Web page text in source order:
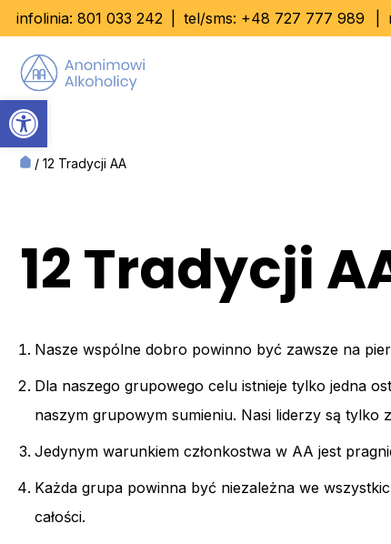
Otwórz pasek narzędzi
Skip
to
content
infolinia: 801 033 242 tel/sms: +48 727 777 989
/ 12 Tradycji AA
12 Tradycji
Nasze wspólne dobro powinno być zawsze na
Dla naszego grupowego celu istnieje tylko jedna
naszym grupowym sumieniu. Nasi liderzy są tylko
Jedynym warunkiem członkostwa w AA jest
Każda grupa powinna być niezależna we
całości.